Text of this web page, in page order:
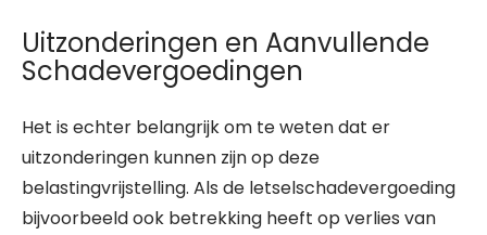
Uitzonderingen en Aanvullende
Schadevergoedingen
Het is echter belangrijk om te weten dat er
uitzonderingen kunnen zijn op deze
belastingvrijstelling. Als de letselschadevergoeding
bijvoorbeeld ook betrekking heeft op verlies van